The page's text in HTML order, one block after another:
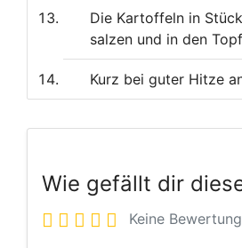
Die Kartoffeln in
salzen und in den
Kurz bei guter Hitze
Wie gefällt dir
Keine Bewertung